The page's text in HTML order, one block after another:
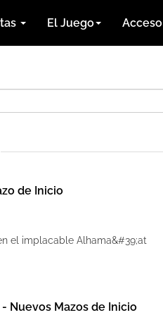
El Juego Acceso
de Inicio
el implacable Alhama&#39;at
Nuevos Mazos de Inicio